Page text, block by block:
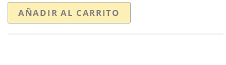
AÑADIR AL CARRITO